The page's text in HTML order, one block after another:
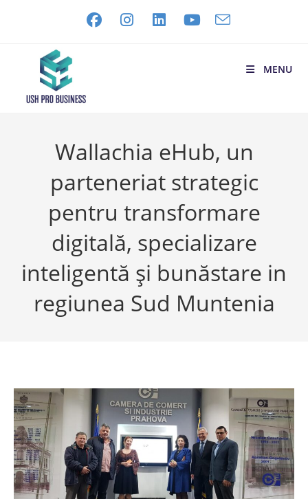
MENU
Wallachia eHub, un
parteneriat strategic
pentru transformare
digitală, specializare
inteligentă și bunăstare in
regiunea Sud Muntenia